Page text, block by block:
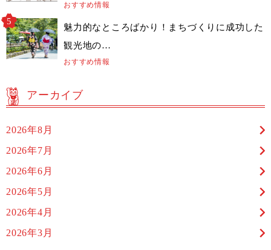
おすすめ情報
魅力的なところばかり！まちづくりに成功した
観光地の…
おすすめ情報
アーカイブ
2026年8月
2026年7月
2026年6月
2026年5月
2026年4月
2026年3月